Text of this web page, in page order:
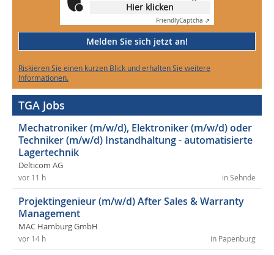
Hier klicken
FriendlyCaptcha ⇗
Melden Sie sich jetzt an!
Riskieren Sie einen kurzen Blick und erhalten Sie weitere
Informationen.
TGA Jobs
Mechatroniker (m/w/d), Elektroniker (m/w/d) oder
Techniker (m/w/d) Instandhaltung - automatisierte
Lagertechnik
Delticom AG
in Sehnde
vor 11 h
Projektingenieur (m/w/d) After Sales & Warranty
Management
MAC Hamburg GmbH
in Papenburg
vor 14 h